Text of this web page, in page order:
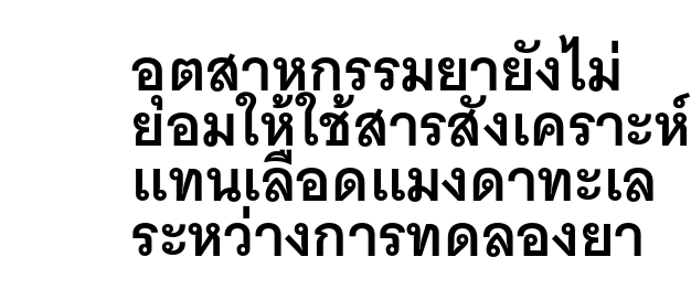
อุตสาหกรรมยายังไม่
ยอมให้ใช้สารสังเคราะห์
แทนเลือดแมงดาทะเล
ระหว่างการทดลองยา